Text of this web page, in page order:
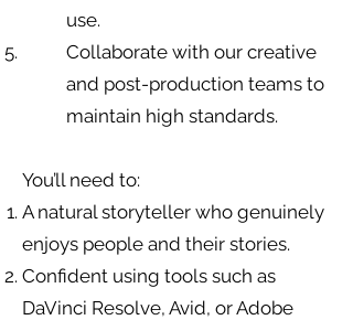
use.
Collaborate with our creative
and post-production teams to
maintain high standards.
You’ll need to:
A natural storyteller who genuinely
enjoys people and their stories.
Confident using tools such as
DaVinci Resolve, Avid, or Adobe